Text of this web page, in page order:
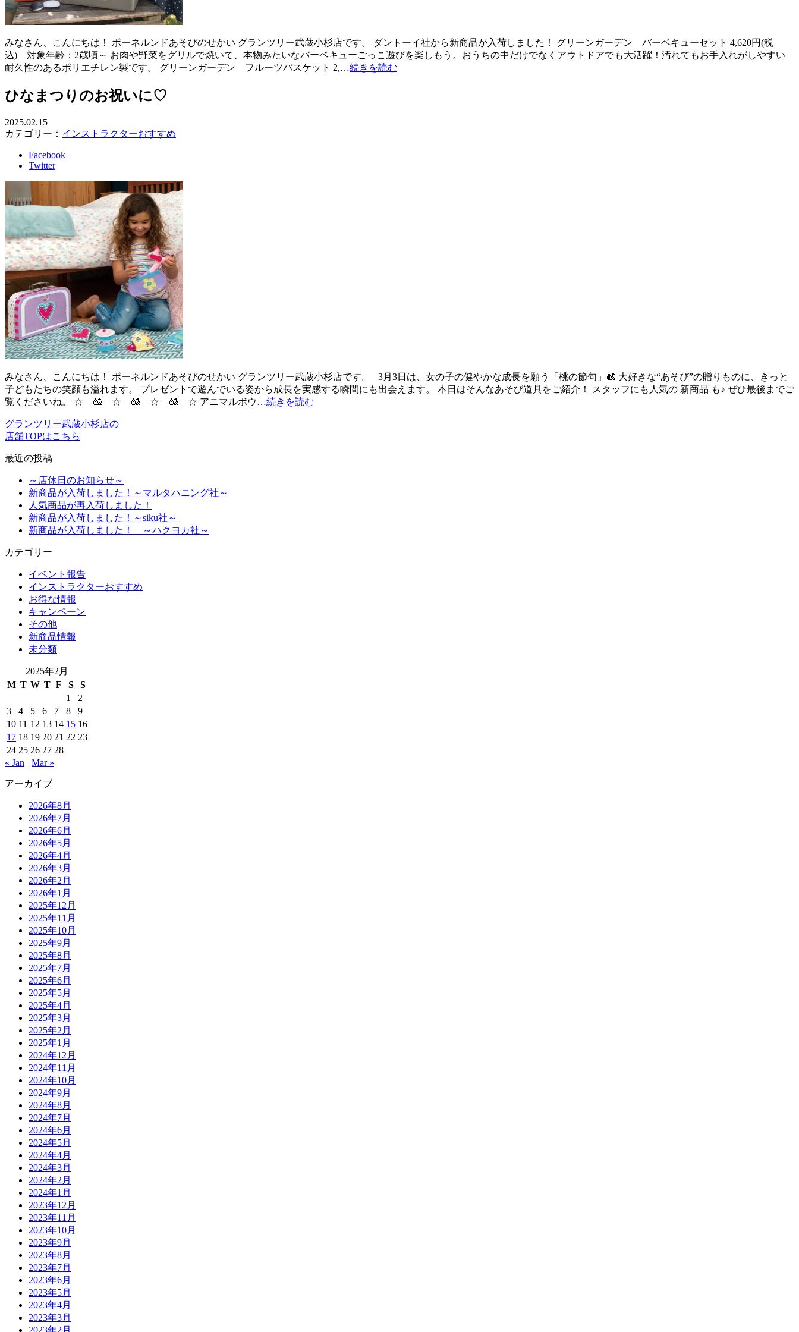
みなさん、こんにちは！ ボーネルンドあそびのせかい グランツリー武蔵小杉店です。 ダントーイ社から新商品が入荷しました！ グリーンガーデン バーベキューセット 4,620円(税
込) 対象年齢：2歳頃～ お肉や野菜をグリルで焼いて、本物みたいなバーベキューごっこ遊びを楽しもう。おうちの中だけでなくアウトドアでも大活躍！汚れてもお手入れがしやすい
耐久性のあるポリエチレン製です。 グリーンガーデン フルーツバスケット 2,…続きを読む
ひなまつりのお祝いに♡
2025.02.15
カテゴリー： インストラクターおすすめ
Facebook
Twitter
みなさん、こんにちは！ ボーネルンドあそびのせかい グランツリー武蔵小杉店です。 3月3日は、女の子の健やかな成長を願う「桃の節句」🎎 大好きな“あそび”の贈りものに、きっと
子どもたちの笑顔も溢れます。 プレゼントで遊んでいる姿から成長を実感する瞬間にも出会えます。 本日はそんなあそび道具をご紹介！ スタッフにも人気の 新商品 も♪ ぜひ最後までご
覧くださいね。 ☆ 🎎 ☆ 🎎 ☆ 🎎 ☆ アニマルボウ…続きを読む
グランツリー武蔵小杉店の
店舗TOPはこちら
最近の投稿
～店休日のお知らせ～
新商品が入荷しました！～マルタハニング社～
人気商品が再入荷しました！
新商品が入荷しました！～siku社～
新商品が入荷しました！ ～ハクヨカ社～
カテゴリー
イベント報告
インストラクターおすすめ
お得な情報
キャンペーン
その他
新商品情報
未分類
2025年2月
M T W T F S
S
1
2
3
4 5 6 7 8
9
10 11 12 13 14 15 16
17 18 19 20 21 22 23
24 25 26 27 28
« Jan
Mar »
アーカイブ
2026年8月
2026年7月
2026年6月
2026年5月
2026年4月
2026年3月
2026年2月
2026年1月
2025年12月
2025年11月
2025年10月
2025年9月
2025年8月
2025年7月
2025年6月
2025年5月
2025年4月
2025年3月
2025年2月
2025年1月
2024年12月
2024年11月
2024年10月
2024年9月
2024年8月
2024年7月
2024年6月
2024年5月
2024年4月
2024年3月
2024年2月
2024年1月
2023年12月
2023年11月
2023年10月
2023年9月
2023年8月
2023年7月
2023年6月
2023年5月
2023年4月
2023年3月